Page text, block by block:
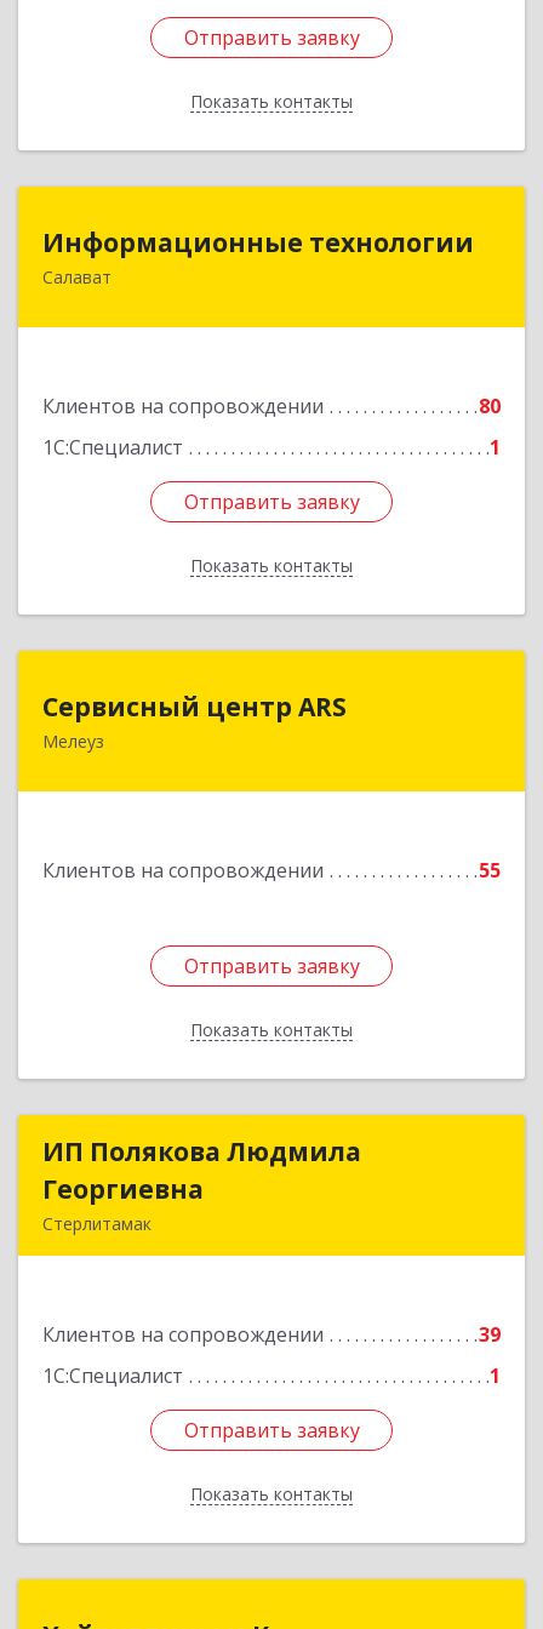
Отправить заявку
Показать контакты
Отправить заявку
Назад
Информационные технологии
Салават
Клиентов на сопровождении
80
1С:Специалист
1
Отправить заявку
Показать контакты
Информационные технологии
Отправить заявку
Назад
Сервисный центр ARS
Мелеуз
Клиентов на сопровождении 55
Отправить заявку
Показать контакты
Отправить заявку
Назад
ИП Полякова Людмила
Георгиевна
Стерлитамак
Клиентов на сопровождении
39
1С:Специалист
1
Отправить заявку
Показать контакты
ИП Полякова Людмила
Подробнее
Отправить заявку
Назад